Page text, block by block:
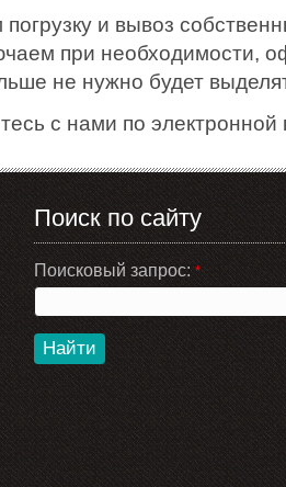
и вывоз
при необходимости,
не нужно будет
с нами по электронной
Поиск по сайту
Поисковый запрос:*
Найти